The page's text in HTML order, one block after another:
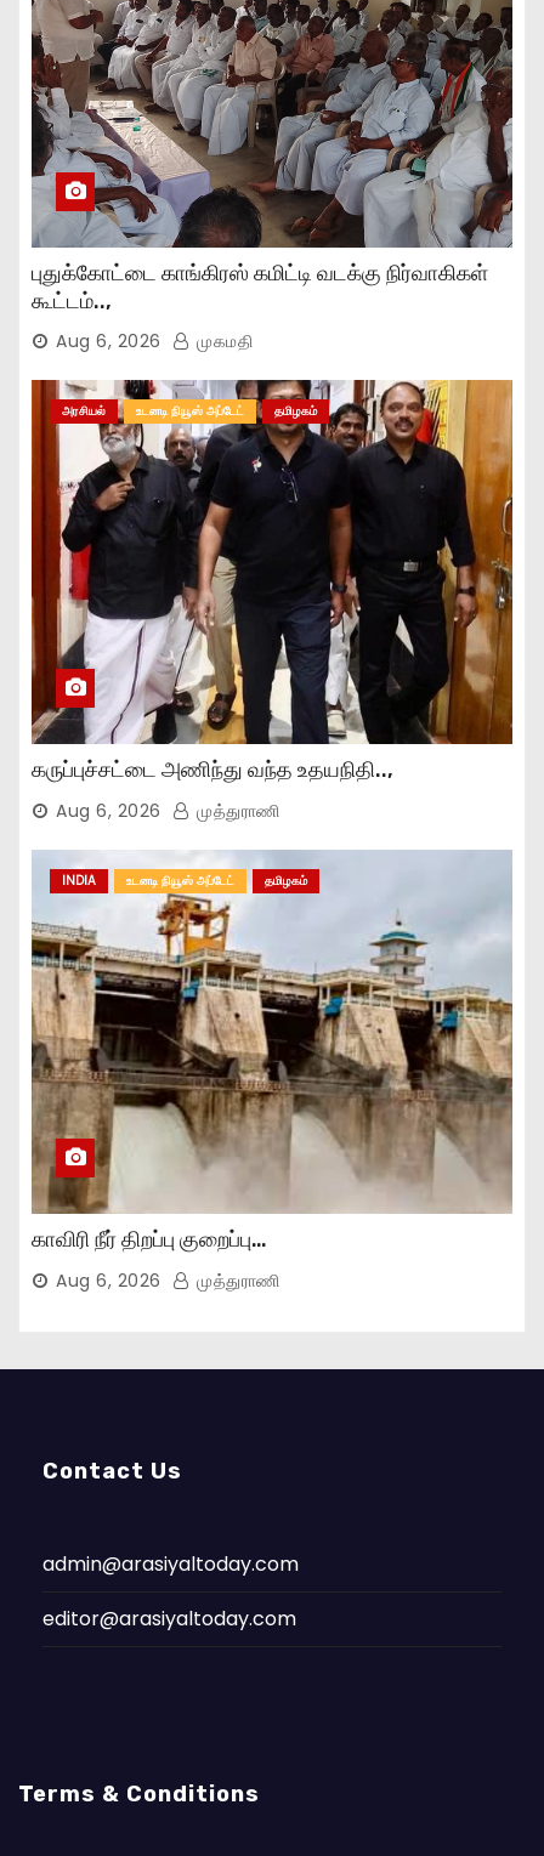
புதுக்கோட்டை காங்கிரஸ் கமிட்டி வடக்கு நிர்வாகிகள்
கூட்டம்..,
Aug 6, 2026 முகமதி
அரசியல் உடனடி நியூஸ் அப்டேட் தமிழகம்
கருப்புச்சட்டை அணிந்து வந்த உதயநிதி..,
Aug 6, 2026 முத்துராணி
INDIA உடனடி நியூஸ் அப்டேட் தமிழகம்
காவிரி நீர் திறப்பு குறைப்பு…
Aug 6, 2026 முத்துராணி
Contact Us
admin@arasiyaltoday.com
editor@arasiyaltoday.com
Terms & Conditions